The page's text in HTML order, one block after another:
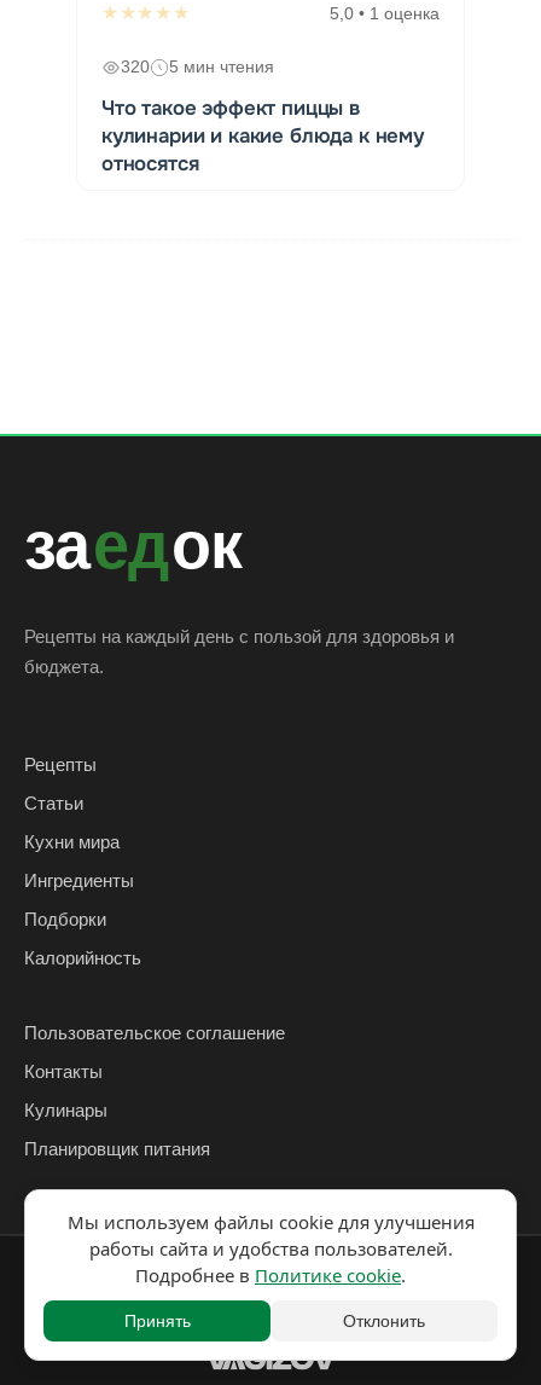
★★★★★ 5,0 • 1 оценка
320 5 мин чтения
Что такое эффект пиццы в
кулинарии и какие блюда к нему
относятся
Мы используем файлы cookie для улучшения
работы сайта и удобства пользователей.
Подробнее в Политике cookie.
Принять Отклонить
заедок
Рецепты на каждый день с пользой для здоровья и
бюджета.
Рецепты
Статьи
Кухни мира
Ингредиенты
Подборки
Калорийность
Пользовательское соглашение
Контакты
Кулинары
Планировщик питания
© 2026 ЗаЕДОК
конфиденциальности
cookie
Разработка сайта